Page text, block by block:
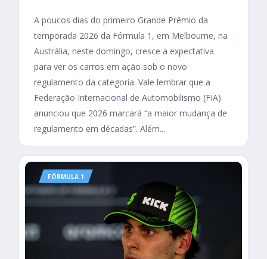
A poucos dias do primeiro Grande Prêmio da
temporada 2026 da Fórmula 1, em Melbourne, na
Austrália, neste domingo, cresce a expectativa
para ver os carros em ação sob o novo
regulamento da categoria. Vale lembrar que a
Federação Internacional de Automobilismo (FIA)
anunciou que 2026 marcará “a maior mudança de
regulamento em décadas”. Além...
FÓRMULA 1